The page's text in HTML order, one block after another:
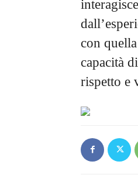
con
capacità
rispetto e